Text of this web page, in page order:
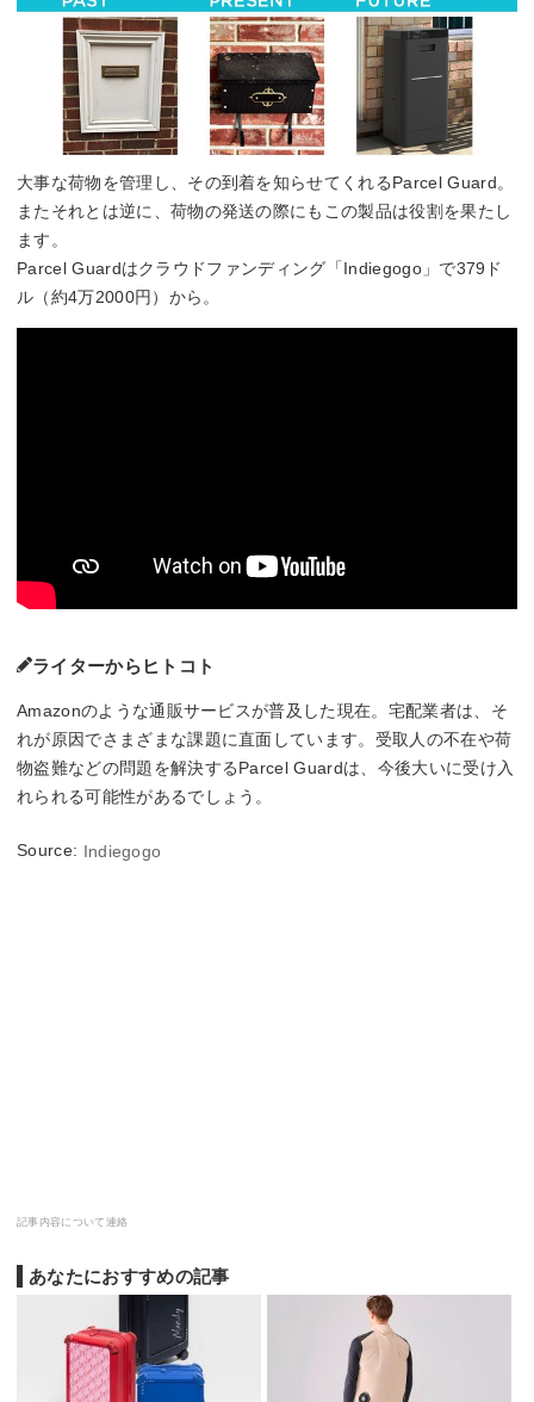
大事な荷物を管理し、その到着を知らせてくれるParcel Guard。
またそれとは逆に、荷物の発送の際にもこの製品は役割を果たし
ます。
Parcel Guardはクラウドファンディング「Indiegogo」で379ド
ル（約4万2000円）から。
ライターからヒトコト
Amazonのような通販サービスが普及した現在。宅配業者は、そ
れが原因でさまざまな課題に直面しています。受取人の不在や荷
物盗難などの問題を解決するParcel Guardは、今後大いに受け入
れられる可能性があるでしょう。
Source: Indiegogo
記事内容について連絡
あなたにおすすめの記事